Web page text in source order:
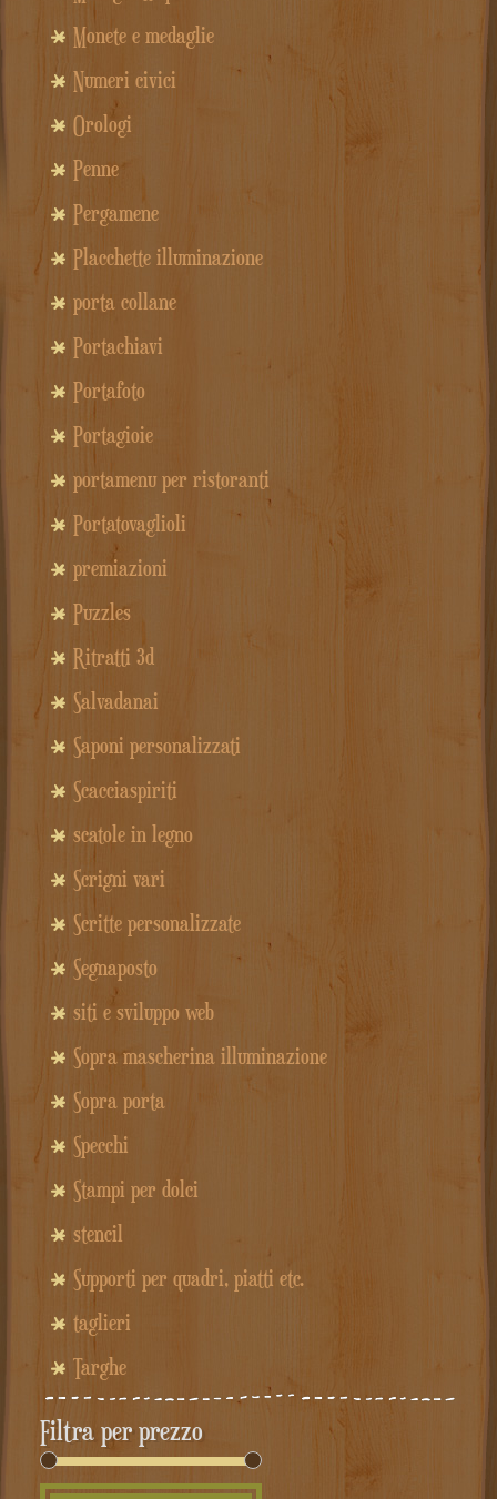
Monete e medaglie
Numeri civici
Orologi
Penne
Pergamene
Placchette illuminazione
porta collane
Portachiavi
Portafoto
Portagioie
portamenu per ristoranti
Portatovaglioli
premiazioni
Puzzles
Ritratti 3d
Salvadanai
Saponi personalizzati
Scacciaspiriti
scatole in legno
Scrigni vari
Scritte personalizzate
Segnaposto
siti e sviluppo web
Sopra mascherina illuminazione
Sopra porta
Specchi
Stampi per dolci
stencil
Supporti per quadri, piatti etc.
taglieri
Targhe
Filtra per prezzo